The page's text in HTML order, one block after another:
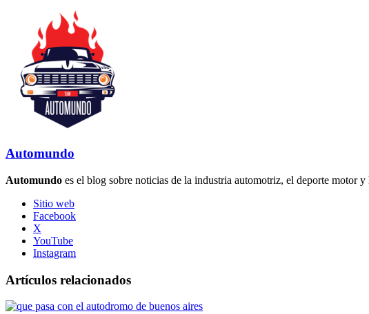
Automundo
Automundo es el blog sobre noticias de la industria automotriz, el deporte motor
Sitio web
Facebook
X
YouTube
Instagram
Artículos relacionados